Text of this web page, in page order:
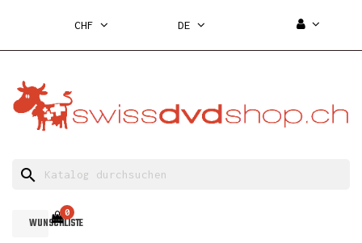
CHF DE
search
WUNSCHLISTE
0